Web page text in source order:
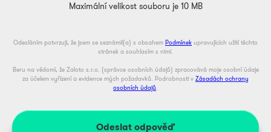
Maximální velikost souboru je 10 MB
Odesláním potvrzuji, že jsem se seznámil(a) s obsahem Podmínek upravujících užití těchto
stránek a souhlasím s nimi.
Beru na vědomí, že Zaloto s.r.o. (správce osobních údajů) zpracovává moje osobní údaje
za účelem vyřízení a evidence mých požadavků. Podrobnosti v Zásadách ochrany
osobních údajů.